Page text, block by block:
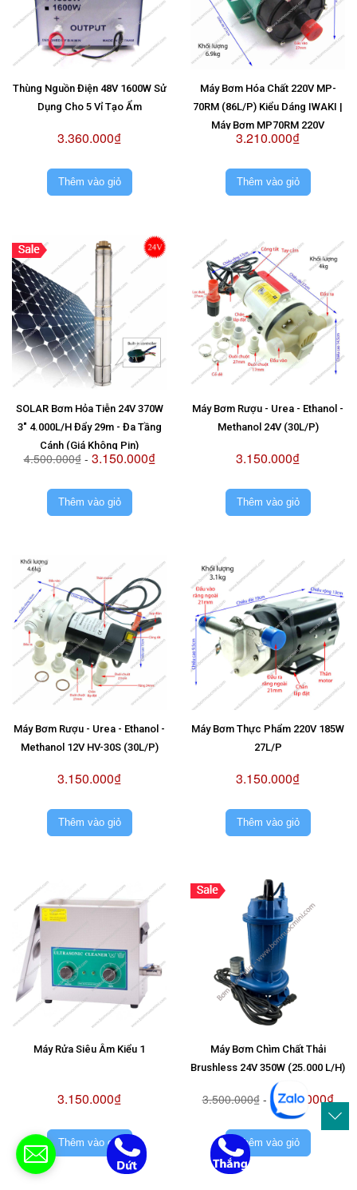
Thùng Nguồn Điện 48V 1600W Sử
Dụng Cho 5 Vỉ Tạo Ẩm
3.360.000₫
Thêm vào giỏ
Máy Bơm Hóa Chất 220V MP-
70RM (86L/P) Kiểu Dáng IWAKI |
Máy Bơm MP70RM 220V
3.210.000₫
Thêm vào giỏ
SOLAR Bơm Hỏa Tiễn 24V 370W
3" 4.000L/H Đẩy 29m - Đa Tầng
Cánh (Giá Không Pin)
4.500.000₫- 3.150.000₫
Thêm vào giỏ
Máy Bơm Rượu - Urea - Ethanol -
Methanol 24V (30L/P)
3.150.000₫
Thêm vào giỏ
Máy Bơm Rượu - Urea - Ethanol -
Methanol 12V HV-30S (30L/P)
3.150.000₫
Thêm vào giỏ
Máy Bơm Thực Phẩm 220V 185W
27L/P
3.150.000₫
Thêm vào giỏ
Máy Rửa Siêu Âm Kiểu 1
3.150.000₫
Thêm vào giỏ
Máy Bơm Chìm Chất Thải
Brushless 24V 350W (25.000 L/H)
3.500.000₫- 3.150.000₫
Thêm vào giỏ